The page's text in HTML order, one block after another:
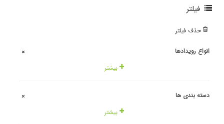
فیلتر
حذف فیلتر
انواع رویدادها +
بیشتر
دسته بندی ها +
بیشتر